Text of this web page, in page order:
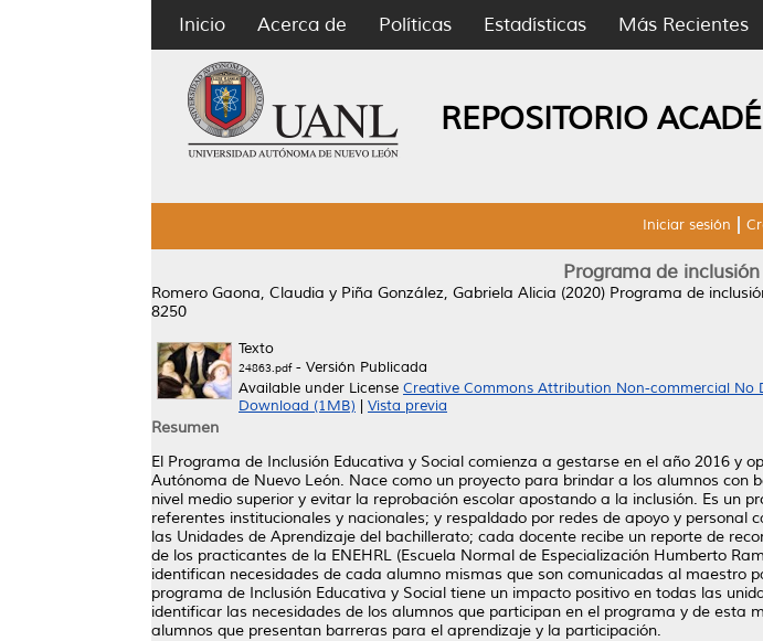
Inicio Acerca de Políticas Estadísticas Más Recientes
REPOSITORIO
Iniciar sesión
Programa de
Romero Gaona, Claudia y Piña González, Gabriela Alicia (2020) Programa de
8250
Texto
24863.pdf- Versión Publicada
Available under License Creative Commons Attribution Non-commercial No
Download (1MB)
Vista previa
Resumen
El Programa de Inclusión Educativa y Social comienza a gestarse en el año 2016 y
Autónoma de Nuevo León. Nace como un proyecto para brindar a los alumnos
nivel medio superior y evitar la reprobación escolar apostando a la inclusión. Es
referentes institucionales y nacionales; y respaldado por redes de apoyo y
las Unidades de Aprendizaje del bachillerato; cada docente recibe un reporte de
de los practicantes de la ENEHRL (Escuela Normal de Especialización Humberto
identifican necesidades de cada alumno mismas que son comunicadas al
programa de Inclusión Educativa y Social tiene un impacto positivo en todas las
identificar las necesidades de los alumnos que participan en el programa y de
alumnos que presentan barreras para el aprendizaje y la participación.